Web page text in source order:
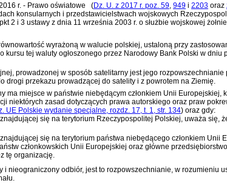
r. - Prawo oświatowe (Dz. U. z 2017 r. poz. 59 949 i 2203 oraz
konsularnych i przedstawicielstwach wojskowych
2 i 3 ustawy z dnia 11 września 2003 r. o służbie wojskowej
wyrażoną w walucie polskiej, ustaloną przy
tej waluty ogłoszonego przez Narodowy Bank Polski w
prowadzonej w sposób satelitarny jest jego
przekazu prowadzącej do satelity i z powrotem na Ziemię.
miejsce w państwie niebędącym członkiem Unii Europejskiej,
niektórych zasad dotyczących prawa autorskiego oraz praw
UE Polskie wydanie specjalne, rozdz. 17, t. 1, str. 134) oraz gdy:
się na terytorium Rzeczypospolitej Polskiej, uważa się,
się na terytorium państwa niebędącego członkiem Unii
członkowskich Unii Europejskiej oraz główne
tę organizację.
nieograniczony odbiór, jest to rozpowszechnianie, w rozumieniu